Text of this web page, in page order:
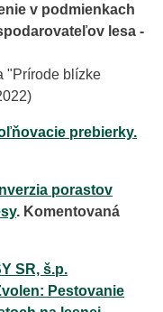
v podmienkach
lesa -
"Prírode blízke
prebierky.
porastov
. Komentovaná
SR, š.p.
Pestovanie